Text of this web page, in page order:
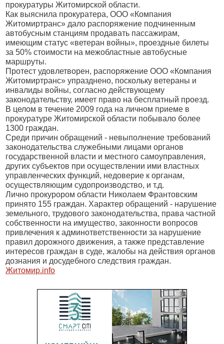
прокуратуры Житомирской области.
Как выяснила прокуратера, ООО «Компания
Житомиртранс» дало распоряжение подчиненным
автобусным станциям продавать пассажирам,
имеющим статус «ветеран войны», проездные билеты
за 50% стоимости на межобластные автобусные
маршруты.
Протест удовлетворен, распоряжение ООО «Компания
Житомиртранс» упразднено, поскольку ветераны и
инвалиды войны, согласно действующему
законодательству, имеет право на бесплатный проезд.
В целом в течение 2009 года на личном приеме в
прокуратуре Житомирской области побывало более
1300 граждан.
Среди причин обращений - невыполнение требований
законодательства служебными лицами органов
государственной власти и местного самоуправления,
других субъектов при осуществлении ими властных
управленческих функций, недоверие к органам,
осуществляющим судопроизводство, и т.д.
Лично прокурором области Николаем Франтовским
принято 155 граждан. Характер обращений - нарушение
земельного, трудового законодательства, права частной
собственности на имущество, законности вопросов
привлечения к админответственности за нарушение
правил дорожного движения, а также представление
интересов граждан в суде, жалобы на действия органов
дознания и досудебного следствия граждан.
Житомир.info